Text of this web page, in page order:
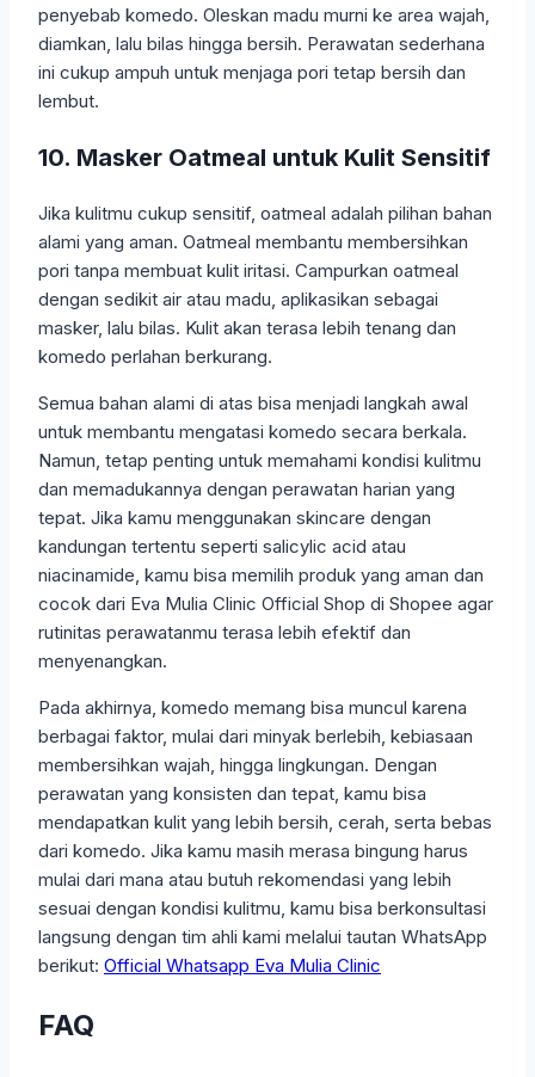
penyebab komedo. Oleskan madu murni ke area wajah,
diamkan, lalu bilas hingga bersih. Perawatan sederhana
ini cukup ampuh untuk menjaga pori tetap bersih dan
lembut.
10. Masker Oatmeal untuk Kulit Sensitif
Jika kulitmu cukup sensitif, oatmeal adalah pilihan bahan
alami yang aman. Oatmeal membantu membersihkan
pori tanpa membuat kulit iritasi. Campurkan oatmeal
dengan sedikit air atau madu, aplikasikan sebagai
masker, lalu bilas. Kulit akan terasa lebih tenang dan
komedo perlahan berkurang.
Semua bahan alami di atas bisa menjadi langkah awal
untuk membantu mengatasi komedo secara berkala.
Namun, tetap penting untuk memahami kondisi kulitmu
dan memadukannya dengan perawatan harian yang
tepat. Jika kamu menggunakan skincare dengan
kandungan tertentu seperti salicylic acid atau
niacinamide, kamu bisa memilih produk yang aman dan
cocok dari Eva Mulia Clinic Official Shop di Shopee agar
rutinitas perawatanmu terasa lebih efektif dan
menyenangkan.
Pada akhirnya, komedo memang bisa muncul karena
berbagai faktor, mulai dari minyak berlebih, kebiasaan
membersihkan wajah, hingga lingkungan. Dengan
perawatan yang konsisten dan tepat, kamu bisa
mendapatkan kulit yang lebih bersih, cerah, serta bebas
dari komedo. Jika kamu masih merasa bingung harus
mulai dari mana atau butuh rekomendasi yang lebih
sesuai dengan kondisi kulitmu, kamu bisa berkonsultasi
langsung dengan tim ahli kami melalui tautan WhatsApp
berikut: Official Whatsapp Eva Mulia Clinic
FAQ